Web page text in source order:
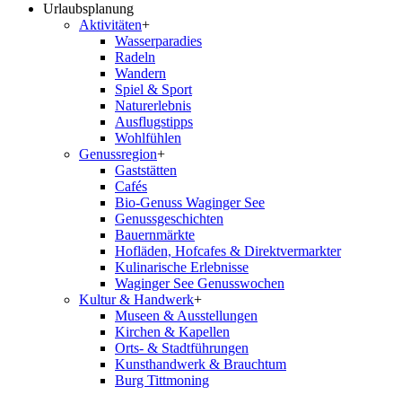
Urlaubsplanung
Aktivitäten+
Wasserparadies
Radeln
Wandern
Spiel & Sport
Naturerlebnis
Ausflugstipps
Wohlfühlen
Genussregion+
Gaststätten
Cafés
Bio-Genuss Waginger See
Genussgeschichten
Bauernmärkte
Hofläden, Hofcafes & Direktvermarkter
Kulinarische Erlebnisse
Waginger See Genusswochen
Kultur & Handwerk+
Museen & Ausstellungen
Kirchen & Kapellen
Orts- & Stadtführungen
Kunsthandwerk & Brauchtum
Burg Tittmoning